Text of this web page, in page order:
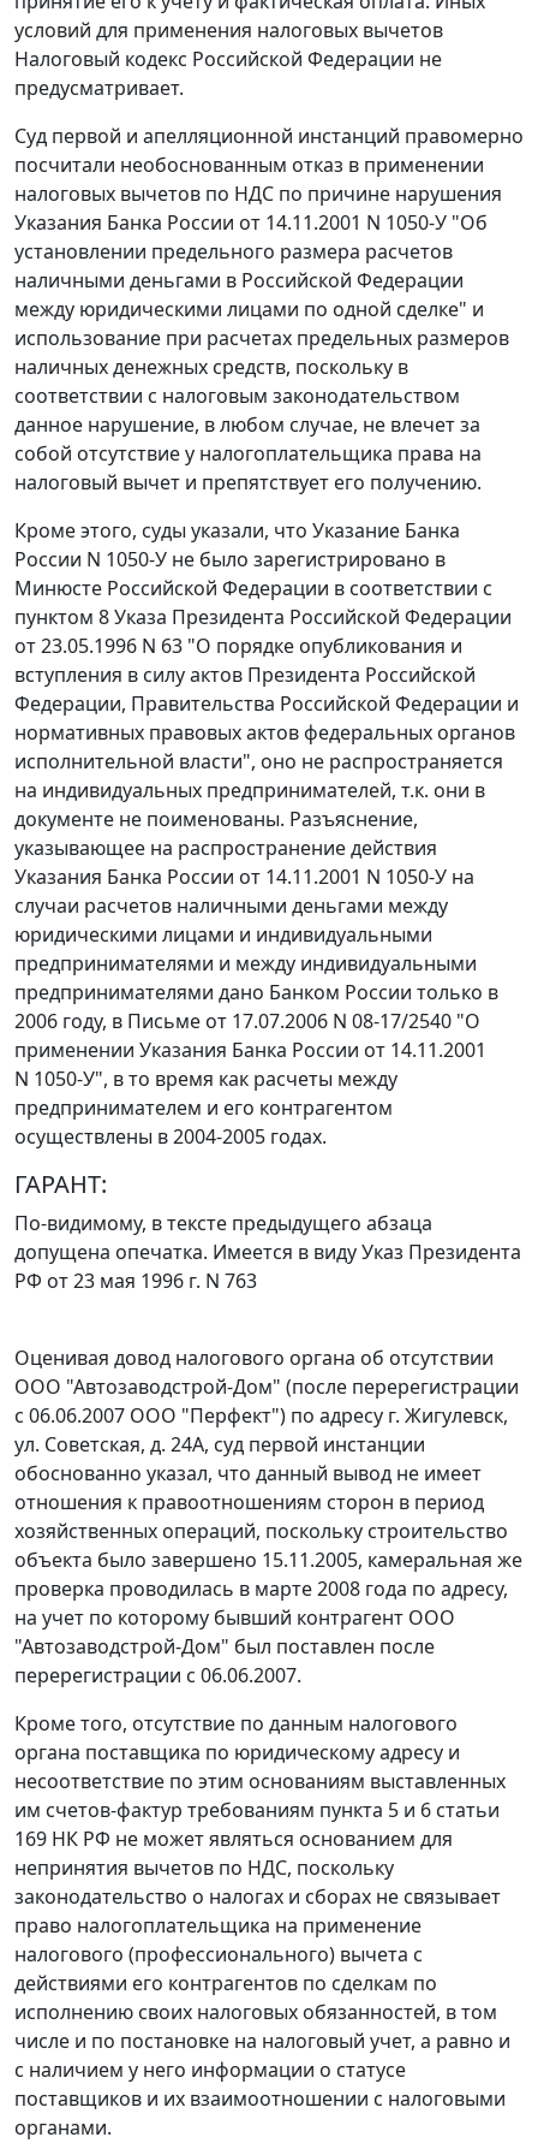
условий для применения налоговых вычетов
Налоговый кодекс Российской Федерации не
предусматривает.
Суд первой и апелляционной инстанций правомерно
посчитали необоснованным отказ в применении
налоговых вычетов по НДС по причине нарушения
Указания Банка России от 14.11.2001 N 1050-У "Об
установлении предельного размера расчетов
наличными деньгами в Российской Федерации
между юридическими лицами по одной сделке" и
использование при расчетах предельных размеров
наличных денежных средств, поскольку в
соответствии с налоговым законодательством
данное нарушение, в любом случае, не влечет за
собой отсутствие у налогоплательщика права на
налоговый вычет и препятствует его получению.
Кроме этого, суды указали, что Указание Банка
России N 1050-У не было зарегистрировано в
Минюсте Российской Федерации в соответствии с
пунктом 8Указа Президента Российской Федерации
от 23.05.1996 N 63 "О порядке опубликования и
вступления в силу актов Президента Российской
Федерации, Правительства Российской Федерации и
нормативных правовых актов федеральных органов
исполнительной власти", оно не распространяется
на индивидуальных предпринимателей, т.к. они в
документе не поименованы. Разъяснение,
указывающее на распространение действия
Указания Банка России от 14.11.2001 N 1050-У на
случаи расчетов наличными деньгами между
юридическими лицами и индивидуальными
предпринимателями и между индивидуальными
предпринимателями дано Банком России только в
2006 году, в Письме от 17.07.2006 N 08-17/2540 "О
применении Указания Банка России от 14.11.2001
N 1050-У", в то время как расчеты между
предпринимателем и его контрагентом
осуществлены в 2004-2005 годах.
ГАРАНТ:
По-видимому, в тексте предыдущего абзаца
допущена опечатка. Имеется в виду Указ Президента
РФ от 23 мая 1996 г. N 763
Оценивая довод налогового органа об отсутствии
ООО "Автозаводстрой-Дом" (после перерегистрации
с 06.06.2007 ООО "Перфект") по адресу г. Жигулевск,
ул. Советская, д. 24А, суд первой инстанции
обоснованно указал, что данный вывод не имеет
отношения к правоотношениям сторон в период
хозяйственных операций, поскольку строительство
объекта было завершено 15.11.2005, камеральная же
проверка проводилась в марте 2008 года по адресу,
на учет по которому бывший контрагент ООО
"Автозаводстрой-Дом" был поставлен после
перерегистрации с 06.06.2007.
Кроме того, отсутствие по данным налогового
органа поставщика по юридическому адресу и
несоответствие по этим основаниям выставленных
им счетов-фактур требованиям пункта 5 и 6 статьи
169 НК РФ не может являться основанием для
непринятия вычетов по НДС, поскольку
законодательство о налогах и сборах не связывает
право налогоплательщика на применение
налогового (профессионального) вычета с
действиями его контрагентов по сделкам по
исполнению своих налоговых обязанностей, в том
числе и по постановке на налоговый учет, а равно и
с наличием у него информации о статусе
поставщиков и их взаимоотношении с налоговыми
органами.